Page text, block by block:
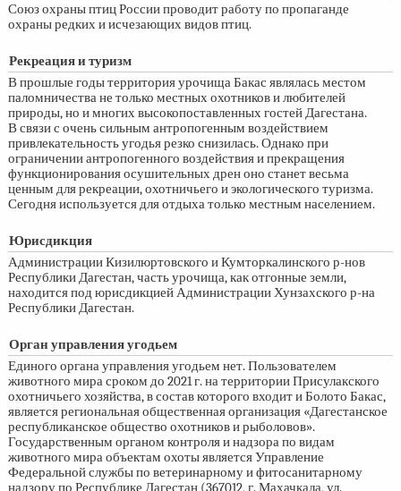
Союз охраны птиц России проводит работу по пропаганде
охраны редких и исчезающих видов птиц.
Рекреация и туризм
В прошлые годы территория урочища Бакас являлась местом
паломничества не только местных охотников и любителей
природы, но и многих высокопоставленных гостей Дагестана.
В связи с очень сильным антропогенным воздействием
привлекательность угодья резко снизилась. Однако при
ограничении антропогенного воздействия и прекращения
функционирования осушительных дрен оно станет весьма
ценным для рекреации, охотничьего и экологического туризма.
Сегодня используется для отдыха только местным населением.
Юрисдикция
Администрации Кизилюртовского и Кумторкалинского р-нов
Республики Дагестан, часть урочища, как отгонные земли,
находится под юрисдикцией Администрации Хунзахского р-на
Республики Дагестан.
Орган управления угодьем
Единого органа управления угодьем нет. Пользователем
животного мира сроком до 2021 г. на территории Присулакского
охотничьего хозяйства, в состав которого входит и Болото Бакас,
является региональная общественная организация «Дагестанское
республиканское общество охотников и рыболовов».
Государственным органом контроля и надзора по видам
животного мира объектам охоты является Управление
Федеральной службы по ветеринарному и фитосанитарному
надзору по Республике Дагестан (367012, г. Махачкала, ул.